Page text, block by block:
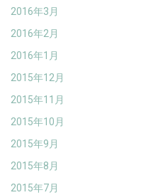
2016年3月
2016年2月
2016年1月
2015年12月
2015年11月
2015年10月
2015年9月
2015年8月
2015年7月